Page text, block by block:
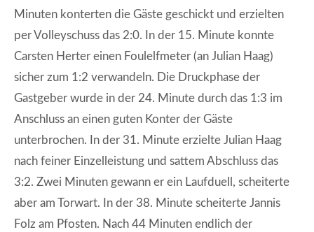
Minuten konterten die Gäste geschickt und erzielten
per Volleyschuss das 2:0. In der 15. Minute konnte
Carsten Herter einen Foulelfmeter (an Julian Haag)
sicher zum 1:2 verwandeln. Die Druckphase der
Gastgeber wurde in der 24. Minute durch das 1:3 im
Anschluss an einen guten Konter der Gäste
unterbrochen. In der 31. Minute erzielte Julian Haag
nach feiner Einzelleistung und sattem Abschluss das
3:2. Zwei Minuten gewann er ein Laufduell, scheiterte
aber am Torwart. In der 38. Minute scheiterte Jannis
Folz am Pfosten. Nach 44 Minuten endlich der